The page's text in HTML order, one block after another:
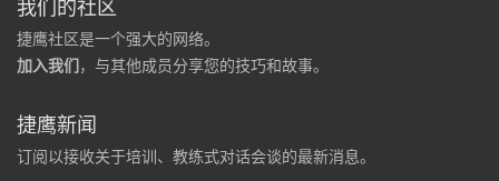
我们的社区
捷鹰社区是一个强大的网络。
加入我们，与其他成员分享您的技巧和故事。
捷鹰新闻
订阅以接收关于培训、教练式对话会谈的最新消息。